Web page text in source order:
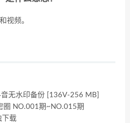
视频。
无水印备份 [136V-256 MB]
圈 NO.001期~NO.015期
下载